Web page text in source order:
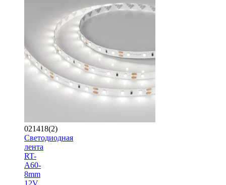
021418(2)
Светодиодная
лента
RT-
A60-
8mm
12V